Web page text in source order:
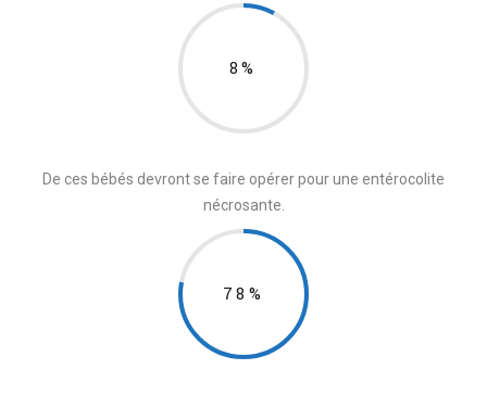
8%
De ces bébés devront se faire opérer pour une entérocolite
nécrosante.
78%